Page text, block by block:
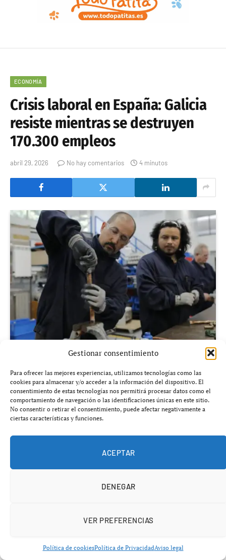
Gestionar consentimiento
Para ofrecer las mejores experiencias, utilizamos tecnologías como las
cookies para almacenar y/o acceder a la información del dispositivo. El
consentimiento de estas tecnologías nos permitirá procesar datos como el
comportamiento de navegación o las identificaciones únicas en este sitio.
No consentir o retirar el consentimiento, puede afectar negativamente a
ciertas características y funciones.
ACEPTAR
DENEGAR
VER PREFERENCIAS
Política de cookiesPolítica de PrivacidadAviso legal
ECONOMÍA
Crisis laboral en España: Galicia
resiste mientras se destruyen
170.300 empleos
abril 29, 2026 No hay comentarios 4 minutos
Añádenos en Google
El mercado laboral lanza señales contradictorias:
mientras Galicia marca cifras históricas, el conjunto
de 2026.
Lo que está ocurriendo podría cambiar por completo la
narrativa oficial sobre el empleo en España.
con una realidad incómoda: destrucción de empleo y